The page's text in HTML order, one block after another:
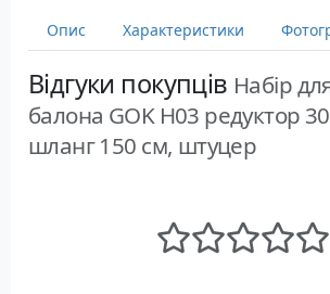
Опис Характеристики
Відгуки покупців Набір
балона GOK H03 редуктор
шланг 150 см, штуцер